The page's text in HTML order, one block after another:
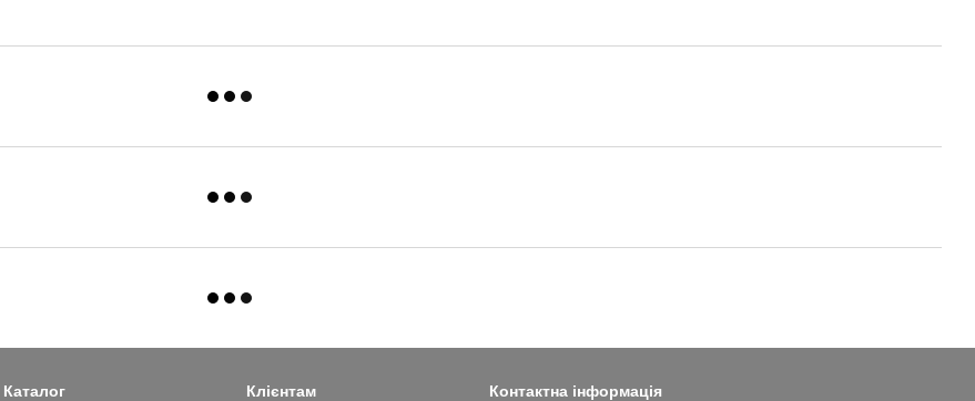
Каталог Клієнтам Контактна інформація